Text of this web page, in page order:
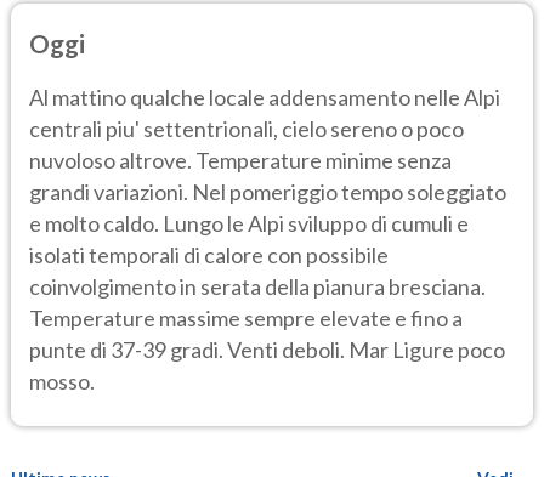
Oggi
Al mattino qualche locale addensamento nelle Alpi
centrali piu' settentrionali, cielo sereno o poco
nuvoloso altrove. Temperature minime senza
grandi variazioni. Nel pomeriggio tempo soleggiato
e molto caldo. Lungo le Alpi sviluppo di cumuli e
isolati temporali di calore con possibile
coinvolgimento in serata della pianura bresciana.
Temperature massime sempre elevate e fino a
punte di 37-39 gradi. Venti deboli. Mar Ligure poco
mosso.